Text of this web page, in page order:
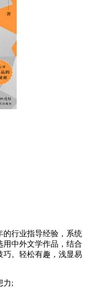
的行业指导经验，系统
中外文学作品，结合
巧。轻松有趣，浅显易
力;